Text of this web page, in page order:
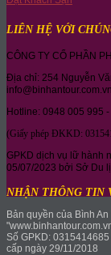
LIÊN HỆ VỚI
CÔNG TY CỔ PHẦN
Địa chỉ: 254 Nguyễn
info@binhantour.com.vn
Hotline: 0948 005 995
(Giấy phép ĐKKD:
GPKD dịch vụ lữ hành
05/07/2023 bởi Sở Du
NHẬN THÔNG TIN
Bản quyền của Bình
Số GPKD:
cấp ngày 29/11/2018